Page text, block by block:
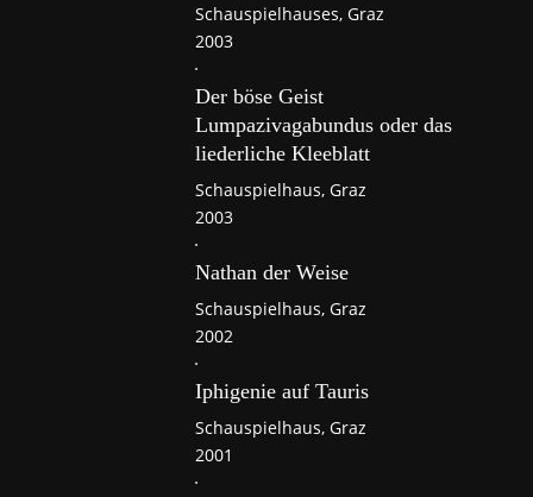
Schauspielhauses, Graz
2003
Der böse Geist
Lumpazivagabundus oder das
liederliche Kleeblatt
Schauspielhaus, Graz
2003
Nathan der Weise
Schauspielhaus, Graz
2002
Iphigenie auf Tauris
Schauspielhaus, Graz
2001